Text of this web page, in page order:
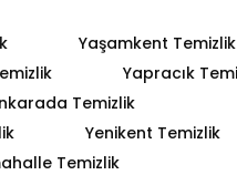
Yaşamkent Temizlik
Yapracık
Temizlik
Yenikent Temizlik
Temizlik